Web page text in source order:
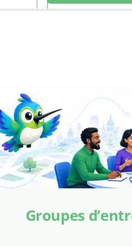
jeudi 24
A.fterwork
Homo
De 18h00 à
Groupes